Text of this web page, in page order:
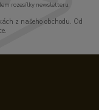
rozesílky newsletteru.
z našeho obchodu. Od